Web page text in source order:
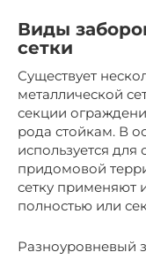
Виды
сетки
Существует
металлической
секции
рода стойкам. В
используется для
придомовой
сетку применяют
полностью или
Разноуровневый